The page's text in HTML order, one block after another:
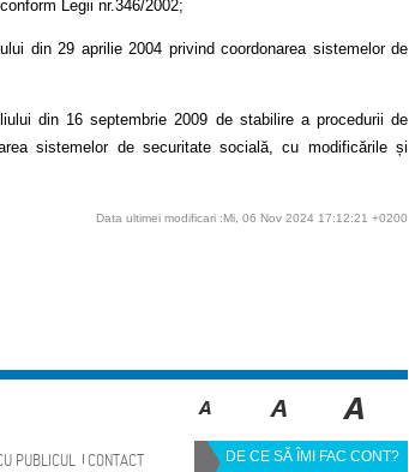
Legii nr.346/2002;
din 29 aprilie 2004 privind coordonarea sistemelor de
din 16 septembrie 2009 de stabilire a procedurii de
sistemelor de securitate socială, cu modificările și
Data ultimei modificari :Mi, 06 Nov 2024 17:12:21 +0200
PUBLICUL CONTACT DE CE SĂ ÎMI FAC CONT?